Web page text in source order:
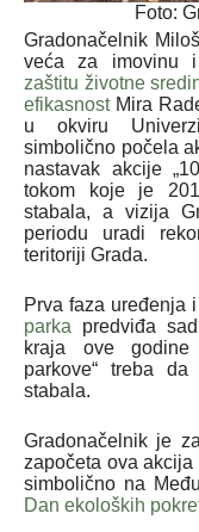
Foto:
Gradonačelnik
veća za imovinu i
zaštitu životne
efikasnostMira
u okviru
simbolično počela
nastavak akcije
tokom koje je
stabala, a vizija
periodu uradi
teritoriji Grada.
Prva faza uređenja
parka predviđa
kraja ove
parkove“ treba
stabala.
Gradonačelnik je
započeta ova
simbolično na
Dan ekoloških